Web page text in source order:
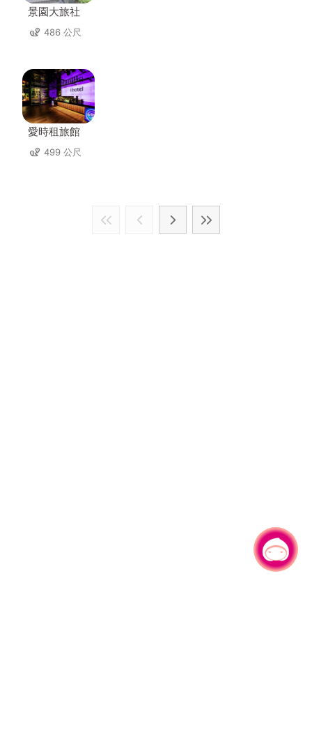
景園大旅社
486 公尺
愛時租旅館
499 公尺